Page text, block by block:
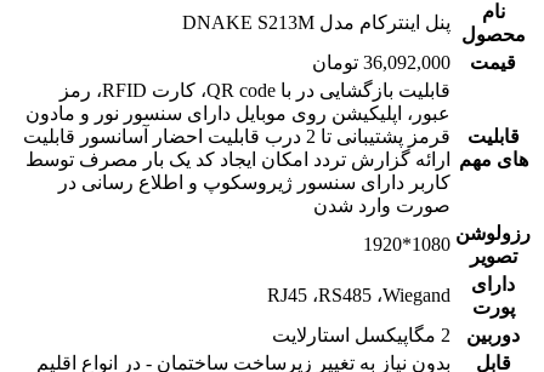
نام
محصول
پنل اینترکام مدل DNAKE S213M
قیمت
36,092,000 تومان
قابلیت
های مهم
قابلیت بازگشایی در با QR code، کارت RFID، رمز
عبور، اپلیکیشن روی موبایل دارای سنسور نور و مادون
قرمز پشتیبانی تا 2 درب قابلیت احضار آسانسور قابلیت
ارائه گزارش تردد امکان ایجاد کد یک بار مصرف توسط
کاربر دارای سنسور ژیروسکوپ و اطلاع رسانی در
صورت وارد شدن
رزولوشن
تصویر
1080*1920
دارای
پورت
RJ45 ،RS485 ،Wiegand
دوربین
2 مگاپیکسل استارلایت
قابل
بدون نیاز به تغییر زیرساخت ساختمان - در انواع اقلیم